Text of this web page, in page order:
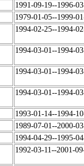
1991-09-19--1996-
1979-01-05--1999-
1994-02-25--1994-
1994-03-01--1994-
1994-03-01--1994-
1994-03-01--1994-
1993-01-14--1994-
1989-07-01--2000-
1994-04-29--1995-
1992-03-11--2001-